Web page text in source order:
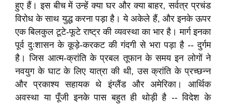
हुए हैं। इस बीच में उन्हें क्या घर और क्या बाहर, सर्वत्र प्रचंड
विरोध के साथ युद्ध करना पड़ा है। ये अकेले हैं, और इनके ऊपर
एक बिलकुल टूटे-फूटे राष्ट्र की व्यवस्था का भार है। मार्ग इनका
पूर्व दुःशासन के कूड़े-करकट की गंदगी से भरा पड़ा है -- दुर्गम
है। जिस आत्म-क्रांति के प्रबल तूफान के समय इन लोगों ने
नवयुग के घाट के लिए यात्रा की थी, उस क्रांति के प्रच्छन्न
और प्रकाश्य सहायक थे इंग्लैंड और अमेरिका। आर्थिक
अवस्था या पूँजी इनके पास बहुत ही थोड़ी है -- विदेश के